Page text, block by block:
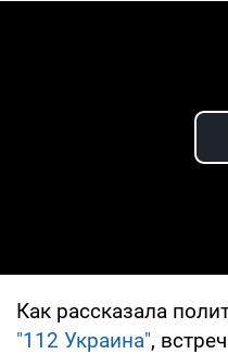
Как рассказала
"112 Украина",